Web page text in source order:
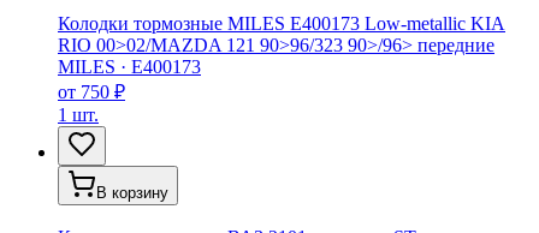
Колодки тормозные MILES E400173 Low-metallic KIA
RIO 00>02/MAZDA 121 90>96/323 90>/96> передние
MILES · E400173
от 750 ₽
1 шт.
В корзину